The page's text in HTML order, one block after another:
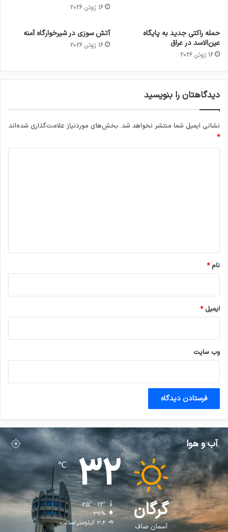
16 ژوئن 2026
حمله راکتی جدید به پایگاه
عین‌الاسد در عراق
16 ژوئن 2026
آتش سوزی در شیرخوارگاه آمنه
16 ژوئن 2026
دیدگاهتان را بنویسید
نشانی ایمیل شما منتشر نخواهد شد. بخش‌های موردنیاز علامت‌گذاری شده‌اند
*
نام*
ایمیل*
وب‌ سایت
آب و هوا
گرگان
آسمان صاف
32
℃
35º - 26º
38%
3.6 کیلومتر/ساعت